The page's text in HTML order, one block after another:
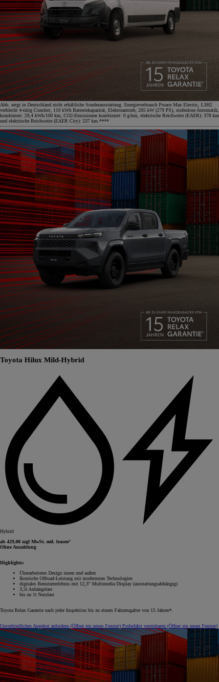
Abb. zeigt in Deutschland nicht erhältliche Sonderausstattung. Energieverbrauch Proace Max Electric, L3H2
verblecht 4-türig Comfort, 110 kWh Batteriekapazität, Elektroantrieb, 205 kW (279 PS), stufenlose Automatik,
kombiniert: 29,4 kWh/100 km, CO2-Emissionen kombiniert: 0 g/km, elektrische Reichweite (EAER): 378 km
und elektrische Reichweite (EAER City): 537 km.****
Toyota Hilux Mild-Hybrid
Hybrid
ab 429,00 zzgl MwSt. mtl. leasen⁵
Ohne Anzahlung
Highlights:
Überarbeitetes Design innen und außen
Ikonische Offroad-Leistung mit modernsten Technologien
digitales Benutzererlebnis mit 12,3" Multimedia Display (ausstattungsabhängig)
3,5t Anhängelast
bis zu 1t Nutzlast
Toyota Relax Garantie nach jeder Inspektion bis zu einem Fahrzeugalter von 15 Jahren*.
Unverbindliches Angebot anfordern (Öffnet ein neues Fenster) Probefahrt vereinbaren (Öffnet ein neues Fenster)